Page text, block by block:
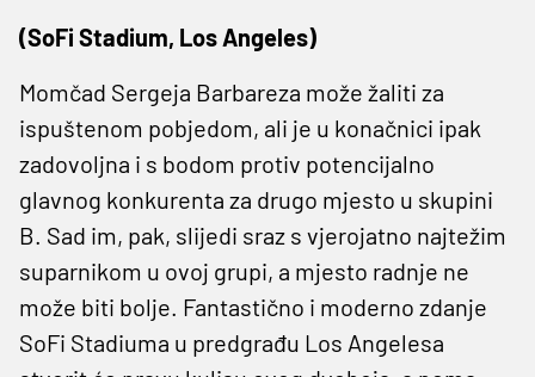
(SoFi Stadium, Los Angeles)
Momčad Sergeja Barbareza može žaliti za
ispuštenom pobjedom, ali je u konačnici ipak
zadovoljna i s bodom protiv potencijalno
glavnog konkurenta za drugo mjesto u skupini
B. Sad im, pak, slijedi sraz s vjerojatno najtežim
suparnikom u ovoj grupi, a mjesto radnje ne
može biti bolje. Fantastično i moderno zdanje
SoFi Stadiuma u predgrađu Los Angelesa